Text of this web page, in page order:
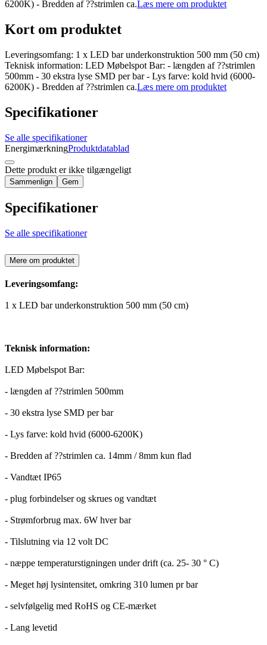
6200K) - Bredden af ??strimlen ca.Læs mere om produktet
Kort om produktet
Leveringsomfang: 1 x LED bar underkonstruktion 500 mm (50 cm)
Teknisk information: LED Møbelspot Bar: - længden af ??strimlen
500mm - 30 ekstra lyse SMD per bar - Lys farve: kold hvid (6000-
6200K) - Bredden af ??strimlen ca.Læs mere om produktet
Specifikationer
Se alle specifikationer
EnergimærkningProduktdatablad
Dette produkt er ikke tilgængeligt
Sammenlign Gem
Specifikationer
Se alle specifikationer
Mere om produktet
Leveringsomfang:
1 x LED bar underkonstruktion 500 mm (50 cm)
Teknisk information:
LED Møbelspot Bar:
- længden af ??strimlen 500mm
- 30 ekstra lyse SMD per bar
- Lys farve: kold hvid (6000-6200K)
- Bredden af ??strimlen ca. 14mm / 8mm kun flad
- Vandtæt IP65
- plug forbindelser og skrues og vandtæt
- Strømforbrug max. 6W hver bar
- Tilslutning via 12 volt DC
- næppe temperaturstigningen under drift (ca. 25- 30 ° C)
- Meget høj lysintensitet, omkring 310 lumen pr bar
- selvfølgelig med RoHS og CE-mærket
- Lang levetid